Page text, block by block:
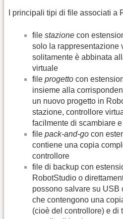
I principali tipi di file associati a
file stazione con
solo la rappresentazione
solitamente è abbinata
virtuale
file progetto con
insieme alla
un nuovo progetto in
stazione, controllore
facilmente di scambiare
file pack-and-go con
contiene una copia
controllore
file di backup con
RobotStudio o
possono salvare su USB
che contengono una
(cioè del controllore) e di